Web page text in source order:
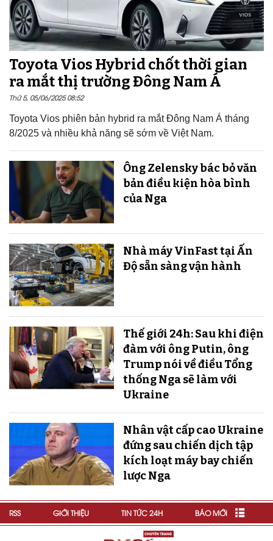
Toyota Vios Hybrid chốt thời gian
ra mắt thị trường Đông Nam Á
Thứ 5, 05/06/2025 08:52
Toyota Vios phiên bản hybrid ra mắt Đông Nam Á tháng
8/2025 và nhiều khả năng sẽ sớm về Việt Nam.
Ông Zelensky bác bỏ văn
bản điều kiện hòa bình
của Nga
Nhà máy VinFast tại Ấn
Độ sẵn sàng v​​​​​​​ận hành
Thế giới 24h: Sau khi điện
đàm với ông Putin, ông
Trump nói về điều Tổng
thống Nga sẽ làm với
Ukraine
Nhân vật cấp cao Ukraine
đứng sau chiến dịch tập
kích loạt máy bay chiến
lược Nga
RSS GIỚI THIỆU TIN TỨC 24H BÁO MỚI